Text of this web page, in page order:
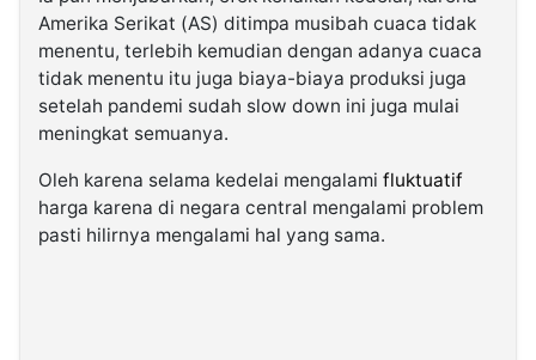
Amerika Serikat (AS) ditimpa musibah cuaca tidak
menentu, terlebih kemudian dengan adanya cuaca
tidak menentu itu juga biaya-biaya produksi juga
setelah pandemi sudah slow down ini juga mulai
meningkat semuanya.
Oleh karena selama kedelai mengalami fluktuatif
harga karena di negara central mengalami problem
pasti hilirnya mengalami hal yang sama.